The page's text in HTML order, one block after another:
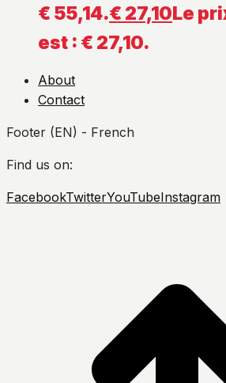
€ 55,14.€ 27,10Le
est : € 27,10.
About
Contact
Footer (EN) - French
Find us on:
FacebookTwitterYouTubeInstagram